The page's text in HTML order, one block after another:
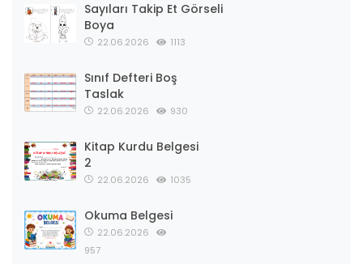
Sayıları Takip Et Görseli
Boya
22.06.2026 1113
Sınıf Defteri Boş
Taslak
22.06.2026 930
Kitap Kurdu Belgesi
2
22.06.2026 1035
Okuma Belgesi
22.06.2026
957